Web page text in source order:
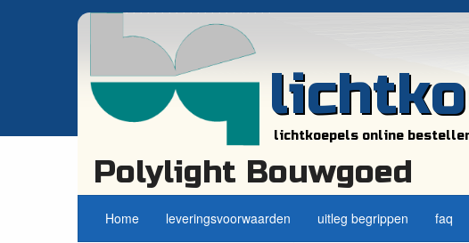
lichtkoepels online
Polylight Bouwgoed
Home leveringsvoorwaarden uitleg begrippen faq